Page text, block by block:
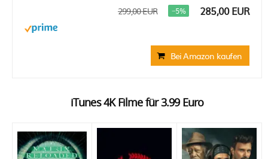
299,00 EUR −5% 285,00 EUR
Bei Amazon kaufen
iTunes 4K Filme für 3.99 Euro